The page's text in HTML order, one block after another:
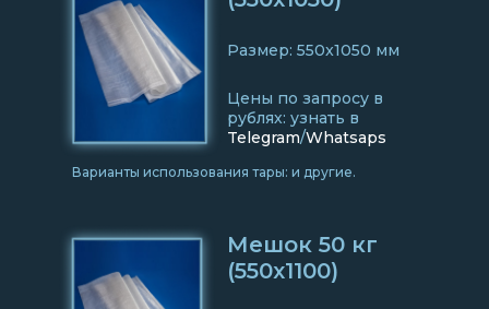
Цены по запросу в
рублях: узнать в
Telegram/Whatsaps
Варианты использования тары: и другие.
Размер: 550x1050 мм
Мешок 50 кг
(550x1100)